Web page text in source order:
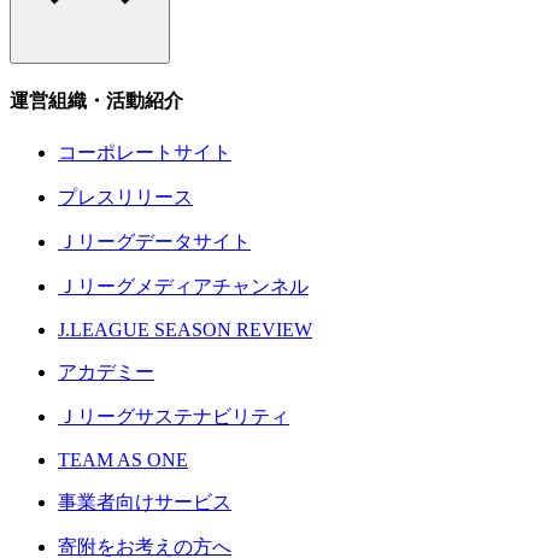
運営組織・活動紹介
コーポレートサイト
プレスリリース
Ｊリーグデータサイト
Ｊリーグメディアチャンネル
J.LEAGUE SEASON REVIEW
アカデミー
Ｊリーグサステナビリティ
TEAM AS ONE
事業者向けサービス
寄附をお考えの方へ